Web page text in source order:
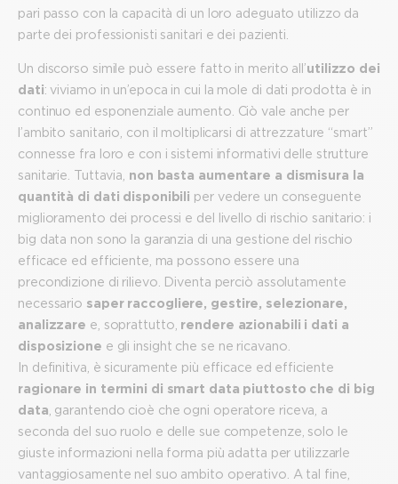
pari passo con la capacità di un loro adeguato utilizzo da
parte dei professionisti sanitari e dei pazienti.
Un discorso simile può essere fatto in merito all’utilizzo dei
dati: viviamo in un’epoca in cui la mole di dati prodotta è in
continuo ed esponenziale aumento. Ciò vale anche per
l’ambito sanitario, con il moltiplicarsi di attrezzature “smart”
connesse fra loro e con i sistemi informativi delle strutture
sanitarie. Tuttavia, non basta aumentare a dismisura la
quantità di dati disponibili per vedere un conseguente
miglioramento dei processi e del livello di rischio sanitario: i
big data non sono la garanzia di una gestione del rischio
efficace ed efficiente, ma possono essere una
precondizione di rilievo. Diventa perciò assolutamente
necessario saper raccogliere, gestire, selezionare,
analizzare e, soprattutto, rendere azionabili i dati a
disposizione e gli insight che se ne ricavano.
In definitiva, è sicuramente più efficace ed efficiente
ragionare in termini di smart data piuttosto che di big
data , garantendo cioè che ogni operatore riceva, a
seconda del suo ruolo e delle sue competenze, solo le
giuste informazioni nella forma più adatta per utilizzarle
vantaggiosamente nel suo ambito operativo. A tal fine,